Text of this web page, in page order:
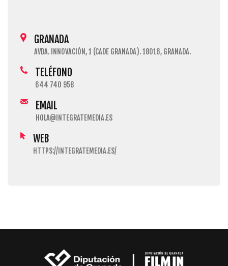
GRANADA
AVDA. INNOVACIÓN, 1 (CADE GRANADA). 18016, GRANADA.
TELÉFONO
644 740 958
EMAIL
HOLA@INTEGRATEMEDIA.ES
WEB
HTTPS://INTEGRATEMEDIA.ES/